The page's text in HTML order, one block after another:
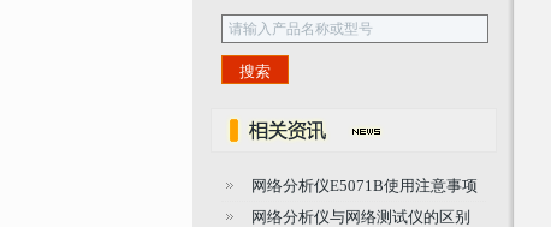
网络分析仪E5071B使用注意事项
网络分析仪与网络测试仪的区别